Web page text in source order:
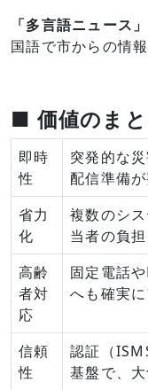
「多言語ニュース」
国語で市からの情
■ 価値のま
即時
性
突発的な
配信準備が
省力
化
複数のシ
当者の負
高齢
者対
応
固定電話
へも確実に
信頼
性
認証（
基盤で、